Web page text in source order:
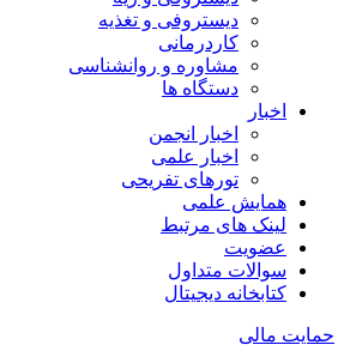
دیستروفی و تغذیه
کاردرمانی
مشاوره و روانشناسی
دستگاه ها
اخبار
اخبار انجمن
اخبار علمی
تورهای تفریحی
همایش علمی
لینک های مرتبط
عضویت
سوالات متداول
کتابخانه دیجیتال
حمایت مالی